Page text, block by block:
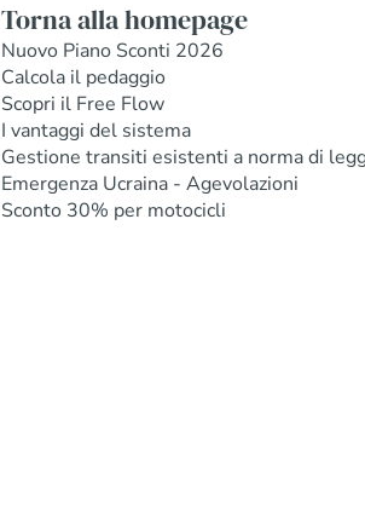
Torna alla homepage
Nuovo Piano Sconti 2026
Calcola il pedaggio
Scopri il Free Flow
I vantaggi del sistema
Gestione transiti esistenti a norma di
Emergenza Ucraina - Agevolazioni
Sconto 30% per motocicli